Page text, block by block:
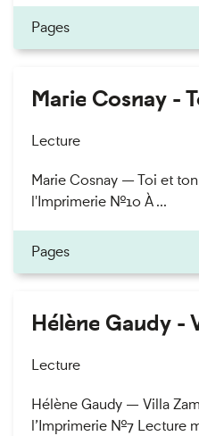
Pages
Marie Cosnay -
Lecture
Marie Cosnay — Toi et
l'Imprimerie n°10 À ...
Pages
Hélène Gaudy -
Lecture
Hélène Gaudy — Villa
l’Imprimerie n°7 Lecture